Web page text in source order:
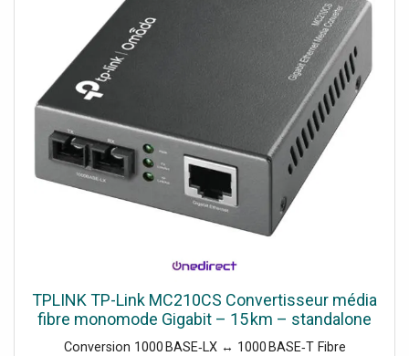
TPLINK TP-Link MC210CS Convertisseur média
fibre monomode Gigabit – 15 km – standalone
ou chassis
Conversion 1000 BASE‑LX ↔ 1000 BASE‑T Fibre